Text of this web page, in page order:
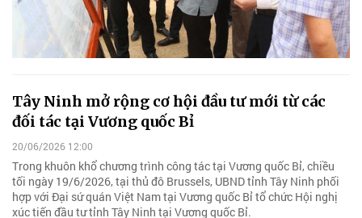
Tây Ninh mở rộng cơ hội đầu tư mới từ các
đối tác tại Vương quốc Bỉ
20/06/2026 12:00
Trong khuôn khổ chương trình công tác tại Vương quốc Bỉ, chiều
tối ngày 19/6/2026, tại thủ đô Brussels, UBND tỉnh Tây Ninh phối
hợp với Đại sứ quán Việt Nam tại Vương quốc Bỉ tổ chức Hội nghị
xúc tiến đầu tư tỉnh Tây Ninh tại Vương quốc Bỉ.